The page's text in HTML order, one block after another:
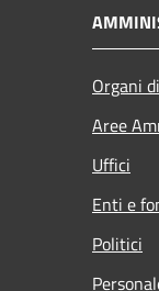
Organi
Aree
Uffici
Enti e
Politici